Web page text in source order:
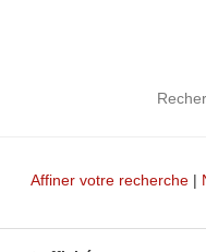
Affiner votre recherche |